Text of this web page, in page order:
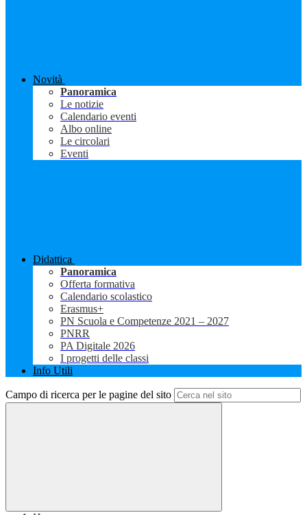
Novità
Panoramica
Le notizie
Calendario eventi
Albo online
Le circolari
Eventi
Didattica
Panoramica
Offerta formativa
Calendario scolastico
Erasmus+
PN Scuola e Competenze 2021 – 2027
PNRR
PA Digitale 2026
I progetti delle classi
Info Utili
Campo di ricerca per le pagine del sito